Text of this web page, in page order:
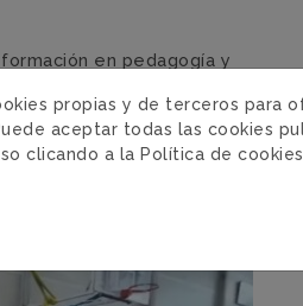
en pedagogía y
forman parte de nuestro
participan cerca de 2.000 niñas
propias y de terceros para
aceptar todas las cookies
clicando a la Política de cookies